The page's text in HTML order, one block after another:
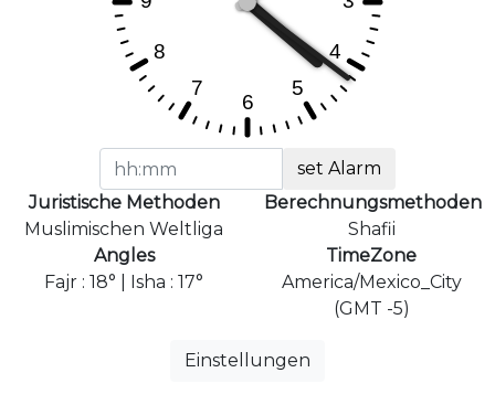
set Alarm
Juristische Methoden
Muslimischen Weltliga
Berechnungsmethoden
Shafii
Angles
Fajr : 18° | Isha : 17°
TimeZone
America/Mexico_City
(GMT -5)
Einstellungen